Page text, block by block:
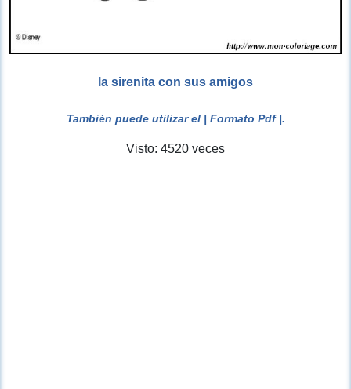
la sirenita con sus amigos
También puede utilizar el | Formato Pdf |.
Visto: 4520 veces